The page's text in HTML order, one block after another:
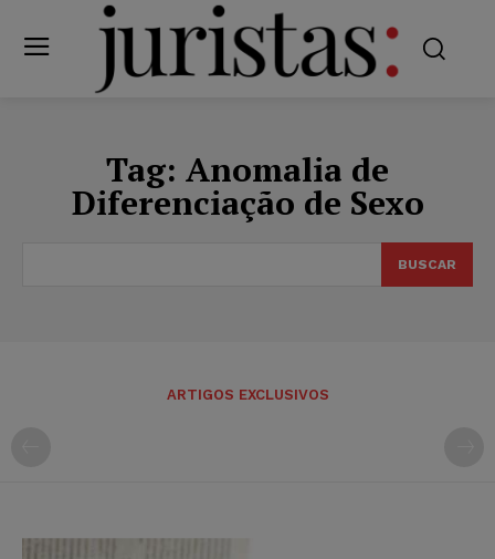
Tag: Anomalia de
Diferenciação de Sexo
BUSCAR
ARTIGOS EXCLUSIVOS